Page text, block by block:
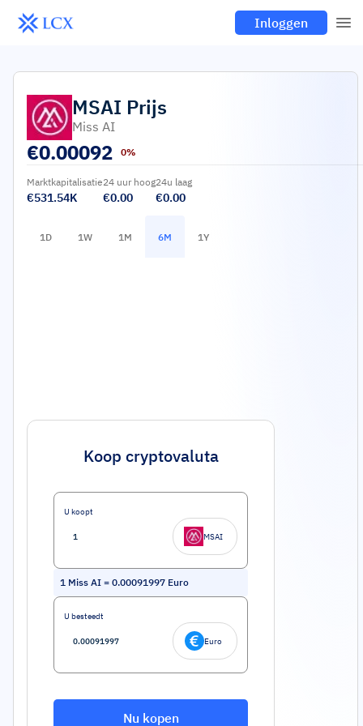
Inloggen
MSAI Prijs
Miss AI
€0.00092 0%
Marktkapitalisatie
€531.54K
24 uur hoog
€0.00
24u laag
€0.00
1D 1W 1M 6M 1Y
Koop cryptovaluta
U koopt
MSAI
1 Miss AI = 0.00091997 Euro
U besteedt
Euro
Nu kopen